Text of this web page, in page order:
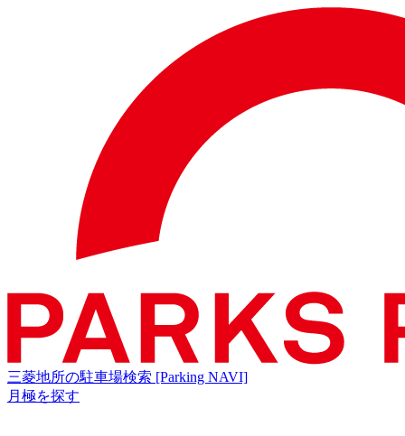
三菱地所の駐車場検索 [Parking NAVI]
月極を探す